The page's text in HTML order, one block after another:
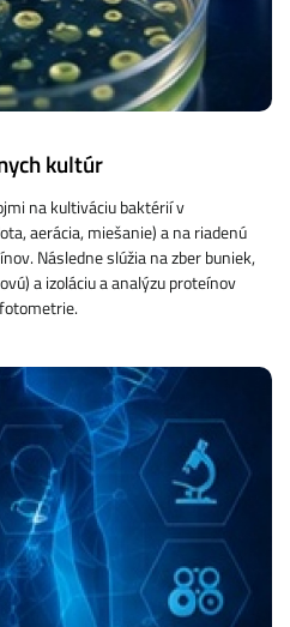
kultúr
na kultiváciu baktérií v
aerácia, miešanie) a na riadenú
Následne slúžia na zber buniek,
a izoláciu a analýzu proteínov